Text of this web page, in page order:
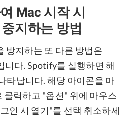
Mac 시작 시
지하는 방법
방지하는 또 다른 방법은
니다. Spotify를 실행하면 해
타납니다. 해당 아이콘을 마
클릭하고 "옵션" 위에 마우스
인 시 열기"를 선택 취소하세